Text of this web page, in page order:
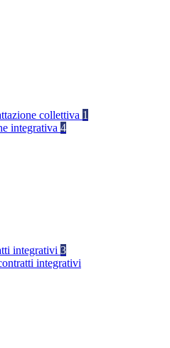
collettiva 1
integrativa 4
integrativi 3
integrativi